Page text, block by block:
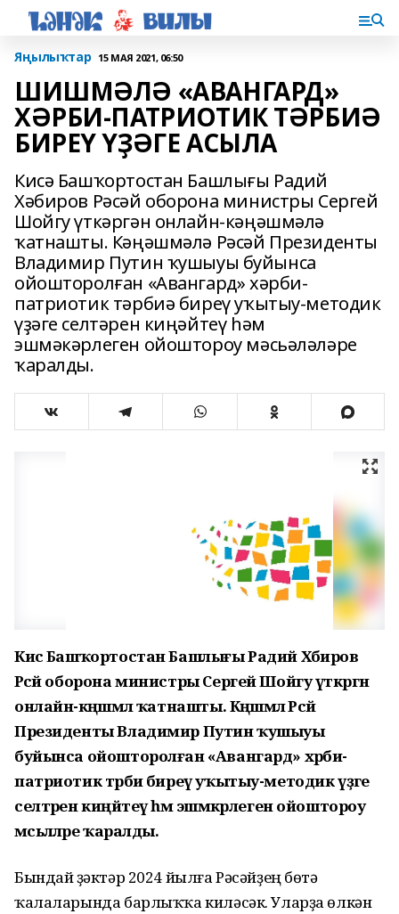
Яңылыҡтар 15 МАЯ 2021, 06:50
ШИШМӘЛӘ «АВАНГАРД»
ХӘРБИ-ПАТРИОТИК ТӘРБИӘ
БИРЕҮ ҮҘӘГЕ АСЫЛА
Кисә Башҡортостан Башлығы Радий
Хәбиров Рәсәй оборона министры Сергей
Шойгу үткәргән онлайн-кәңәшмәлә
ҡатнашты. Кәңәшмәлә Рәсәй Президенты
Владимир Путин ҡушыуы буйынса
ойошторолған «Авангард» хәрби-
патриотик тәрбиә биреү уҡытыу-методик
үҙәге селтәрен киңәйтеү һәм
эшмәкәрлеген ойоштороу мәсьәләләре
ҡаралды.
Кисә Башҡортостан Башлығы Радий Хәбиров
Рәсәй оборона министры Сергей Шойгу үткәргән
онлайн-кәңәшмәлә ҡатнашты. Кәңәшмәлә Рәсәй
Президенты Владимир Путин ҡушыуы
буйынса ойошторолған «Авангард» хәрби-
патриотик тәрбиә биреү уҡытыу-методик үҙәге
селтәрен киңәйтеү һәм эшмәкәрлеген ойоштороу
мәсьәләләре ҡаралды.
Бындай үҙәктәр 2024 йылға Рәсәйҙең бөтә
ҡалаларында барлыҡҡа киләсәк. Уларҙа өлкән